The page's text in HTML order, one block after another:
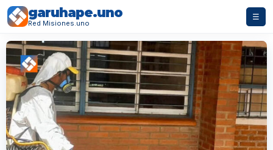
garuhape.uno
Red Misiones.uno
☰